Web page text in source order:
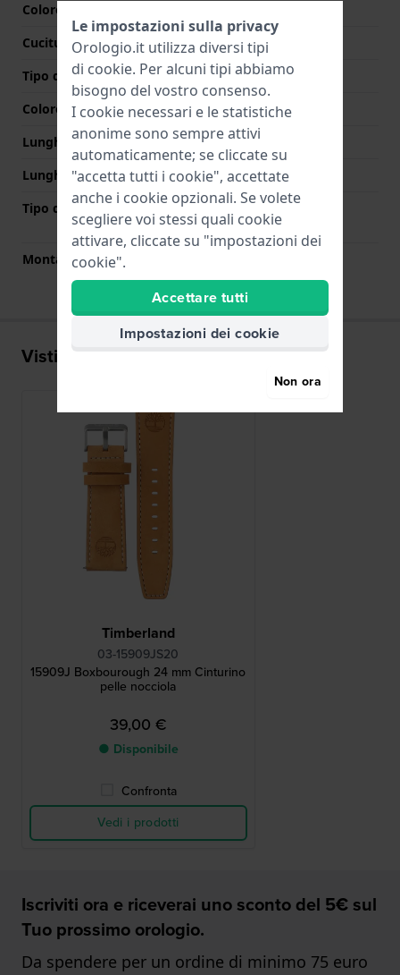
Colore cinturino
Cuciture a colori
Bianco
Tipo di chiusura
Fibbia
Colore Chiusura
Argento
Lunghezza Parte Superiore
75 mm
Lunghezza Parte Inferiore
120 mm
Tipo di montatura
Perni a molla a sgancio
rapido
Montatura dritta
Visti di recente
Timberland
03-15909JS20
15909J Boxbourough 24 mm Cinturino
pelle nocciola
39,00 €
● Disponibile
Confronta
Vedi i prodotti
Iscriviti ora e riceverai uno sconto del 5€ sul
Tuo prossimo orologio.
Da spendere per un ordine di minimo 75 euro
Le impostazioni sulla privacy
Orologio.it utilizza diversi tipi
di cookie. Per alcuni tipi abbiamo
bisogno del vostro consenso.
I cookie necessari e le statistiche
anonime sono sempre attivi
automaticamente; se cliccate su
"accetta tutti i cookie", accettate
anche i cookie opzionali. Se volete
scegliere voi stessi quali cookie
attivare, cliccate su "impostazioni dei
cookie".
Accettare tutti
Impostazioni dei cookie
Non ora